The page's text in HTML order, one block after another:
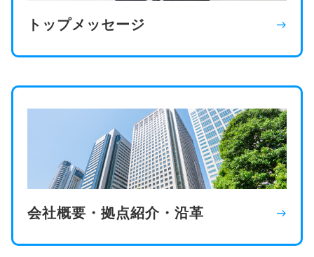
トップメッセージ east
会社概要・拠点紹介・沿革 east